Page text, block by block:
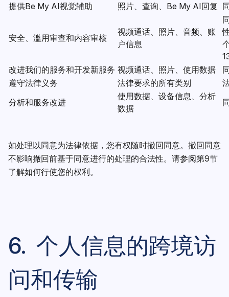
提供Be My AI视觉辅助 照片、查询、Be My AI回复
安全、滥用审查和内容审核
视频通话、照片、音频、账
户信息
改进我们的服务和开发新服务 视频通话、照片、使用数据
遵守法律义务
法律要求的所有类别
分析和服务改进
使用数据、设备信息、分析
数据
如处理以同意为法律依据，您有权随时撤回同意。撤回同意
不影响撤回前基于同意进行的处理的合法性。请参阅第9节
了解如何行使您的权利。
6. 个人信息的跨境访
问和传输